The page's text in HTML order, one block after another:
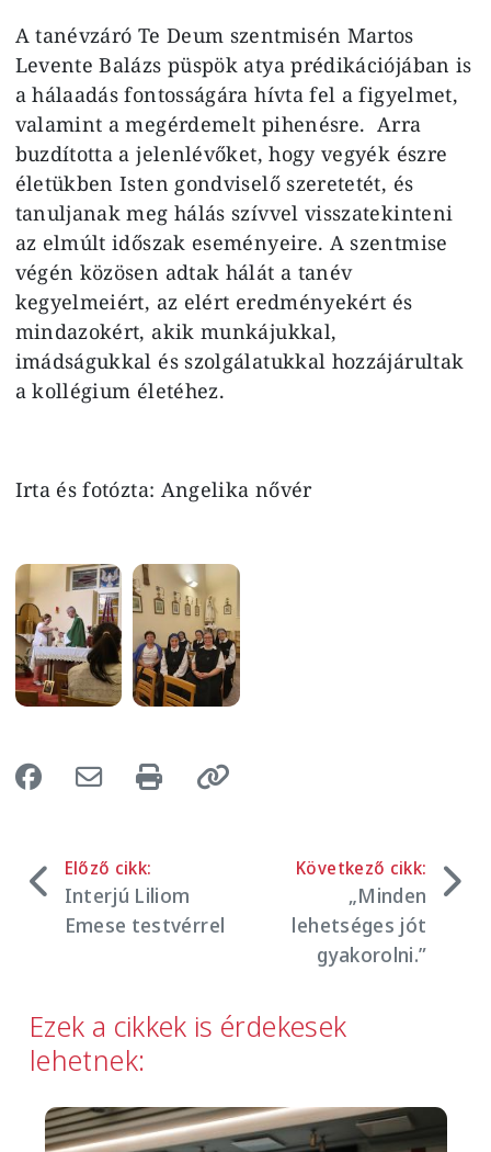
A tanévzáró Te Deum szentmisén Martos
Levente Balázs püspök atya prédikációjában is
a hálaadás fontosságára hívta fel a figyelmet,
valamint a megérdemelt pihenésre. Arra
buzdította a jelenlévőket, hogy vegyék észre
életükben Isten gondviselő szeretetét, és
tanuljanak meg hálás szívvel visszatekinteni
az elmúlt időszak eseményeire. A szentmise
végén közösen adtak hálát a tanév
kegyelmeiért, az elért eredményekért és
mindazokért, akik munkájukkal,
imádságukkal és szolgálatukkal hozzájárultak
a kollégium életéhez.
Irta és fotózta: Angelika nővér
Image Image
Előző cikk:
Interjú Liliom
Emese testvérrel
Következő cikk:
„Minden
lehetséges jót
gyakorolni.”
Ezek a cikkek is érdekesek
lehetnek:
Image